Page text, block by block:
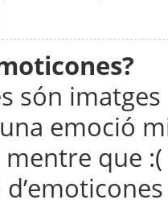
són
emoció
que